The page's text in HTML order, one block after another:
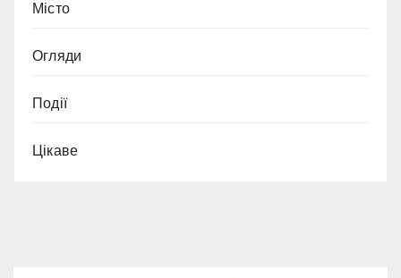
Місто
Огляди
Події
Цікаве